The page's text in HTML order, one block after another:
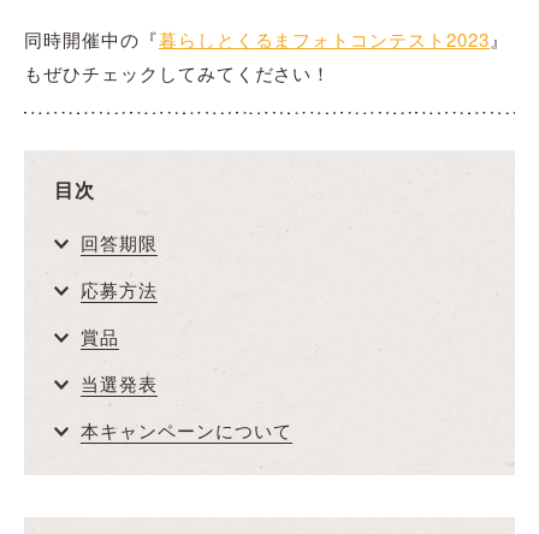
同時開催中の『暮らしとくるまフォトコンテスト2023 』
もぜひチェックしてみてください！
目次
回答期限
応募方法
賞品
当選発表
本キャンペーンについて